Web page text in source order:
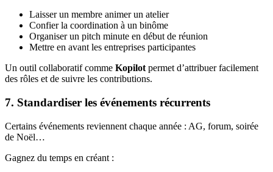
Laisser un membre animer un atelier
Confier la coordination à un binôme
Organiser un pitch minute en début de réunion
Mettre en avant les entreprises participantes
Un outil collaboratif comme Kopilotpermet d’attribuer facilement
des rôles et de suivre les contributions.
7. Standardiser les événements récurrents
Certains événements reviennent chaque année : AG, forum, soirée
de Noël…
Gagnez du temps en créant :